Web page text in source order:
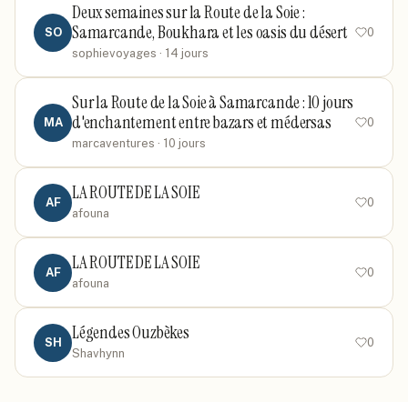
SO
Deux semaines sur la Route de la Soie :
Samarcande, Boukhara et les oasis du désert
sophievoyages · 14 jours
0
MA
Sur la Route de la Soie à Samarcande : 10 jours
d'enchantement entre bazars et médersas
marcaventures · 10 jours
0
AF LA ROUTE DE LA SOIE
afouna
0
AF LA ROUTE DE LA SOIE
afouna
0
SH Légendes Ouzbèkes
Shavhynn
0